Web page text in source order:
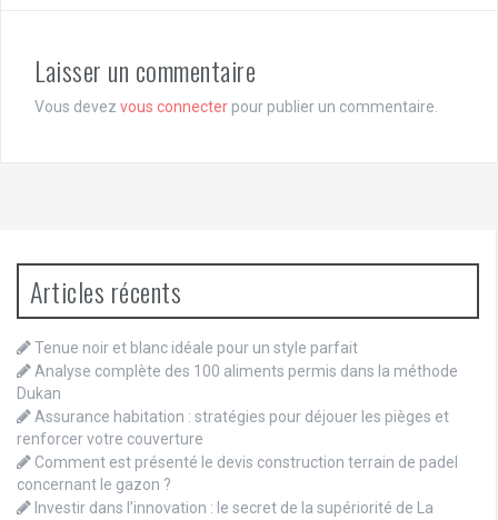
Laisser un commentaire
Vous devez vous connecter pour publier un commentaire.
Articles récents
Tenue noir et blanc idéale pour un style parfait
Analyse complète des 100 aliments permis dans la méthode
Dukan
Assurance habitation : stratégies pour déjouer les pièges et
renforcer votre couverture
Comment est présenté le devis construction terrain de padel
concernant le gazon ?
Investir dans l’innovation : le secret de la supériorité de La